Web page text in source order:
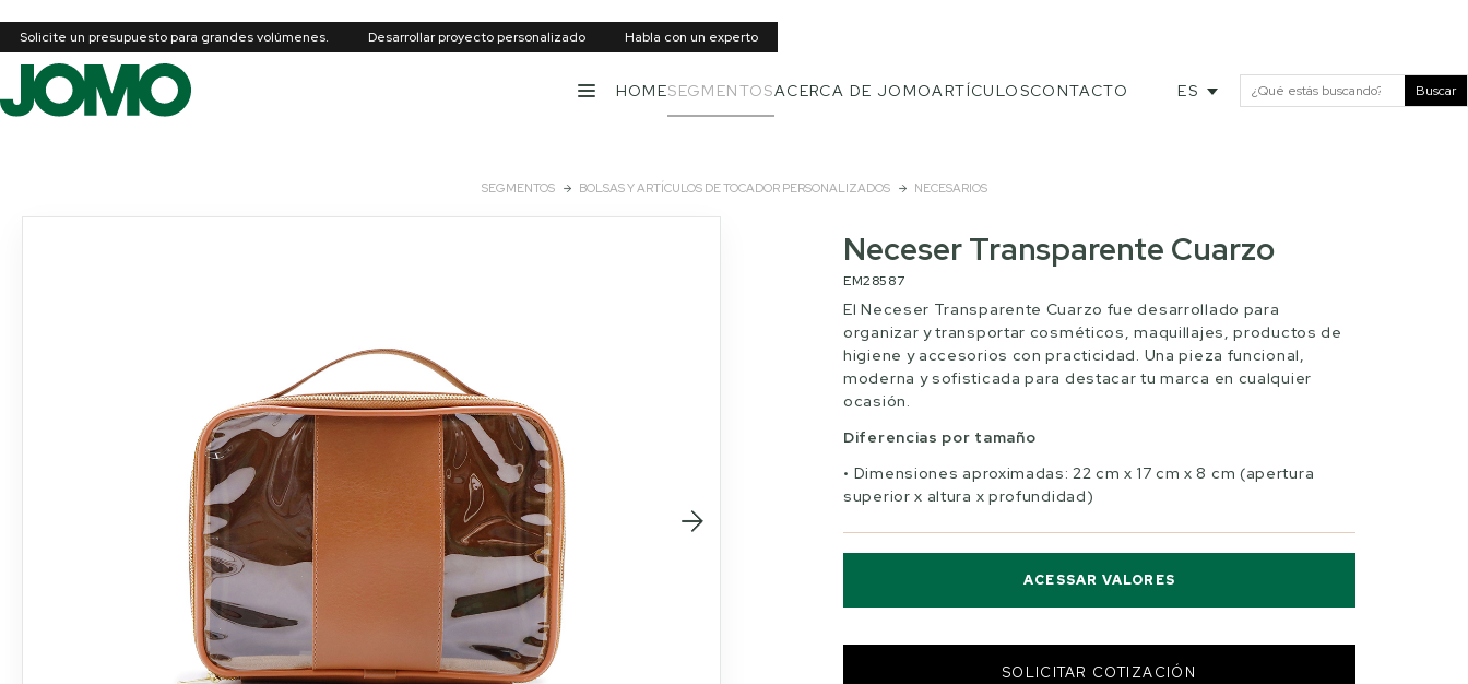
Solicite un presupuesto para grandes volúmenes. Desarrollar proyecto personalizado Habla con un experto
MENÚHOMESEGMENTOSACERCA DE JOMOARTÍCULOSCONTACTO ES Buscar
SEGMENTOS BOLSAS Y ARTÍCULOS DE TOCADOR PERSONALIZADOS NECESARIOS
Neceser Transparente Cuarzo
EM28587
El Neceser Transparente Cuarzo fue desarrollado para
organizar y transportar cosméticos, maquillajes, productos de
higiene y accesorios con practicidad. Una pieza funcional,
moderna y sofisticada para destacar tu marca en cualquier
ocasión.
Diferencias por tamaño
Dimensiones aproximadas: 22 cm x 17 cm x 8 cm (apertura
superior x altura x profundidad)
ACESSAR VALORES
SOLICITAR COTIZACIÓN